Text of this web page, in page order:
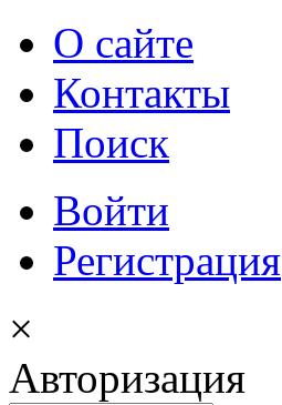
О сайте
Контакты
Поиск
Войти
Регистрация
×
Авторизация